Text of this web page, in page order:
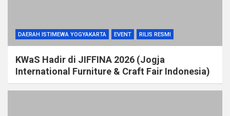
DAERAH ISTIMEWA YOGYAKARTA EVENT RILIS RESMI
KWaS Hadir di JIFFINA 2026 (Jogja
International Furniture & Craft Fair Indonesia)